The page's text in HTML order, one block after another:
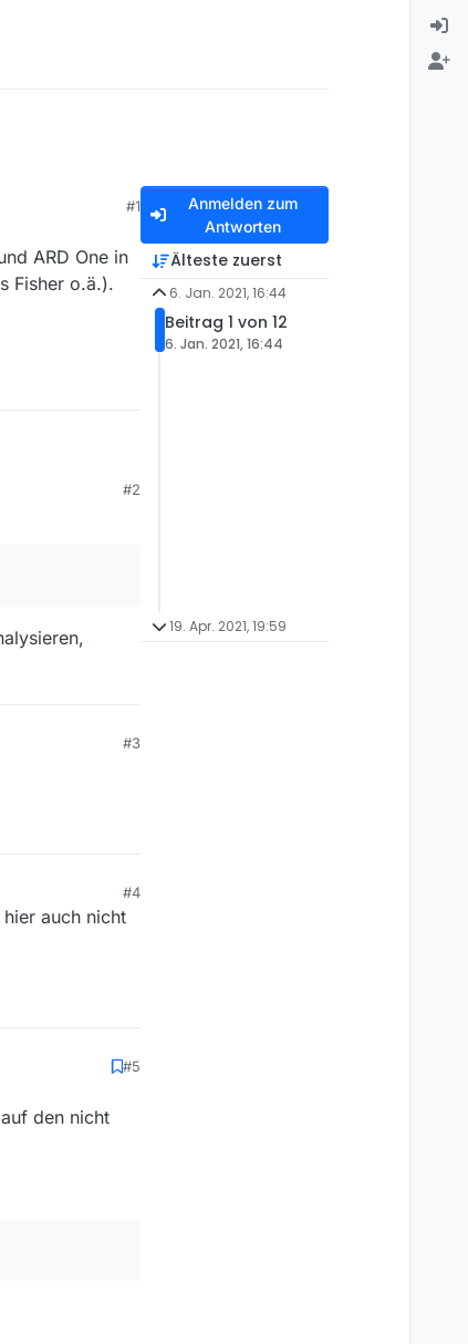
#1
ARD One in
Fisher o.ä.).
o.ä.). Woran
#2
#3
#4
auch nicht
#5
den nicht
Anmelden zum
Antworten
Älteste zuerst
6. Jan. 2021, 16:44
Beitrag 1 von 12
6. Jan. 2021, 16:44
19. Apr. 2021, 19:59